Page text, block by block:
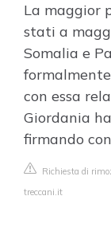
La maggior
stati a
Somalia e
con essa
Giordania
firmando
Richiesta di
treccani.it